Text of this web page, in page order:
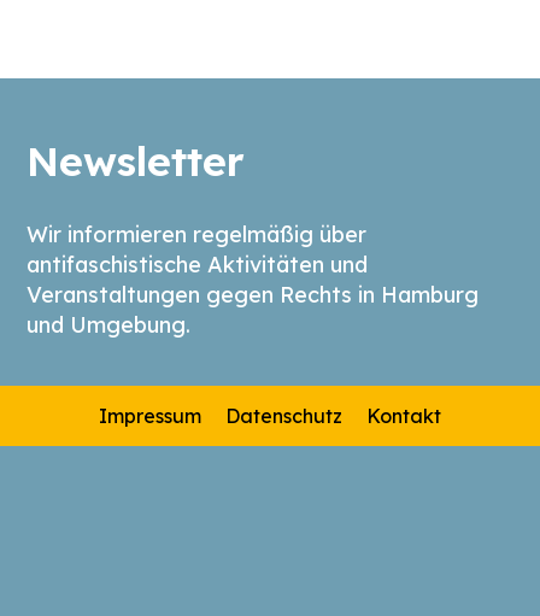
Newsletter
Wir informieren regelmäßig über
antifaschistische Aktivitäten und
Veranstaltungen gegen Rechts in Hamburg
und Umgebung.
Impressum Datenschutz Kontakt